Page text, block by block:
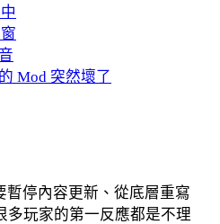
Mod 突然壞了
暫停內容更新、從底層重寫
多玩家的第一反應都是不理